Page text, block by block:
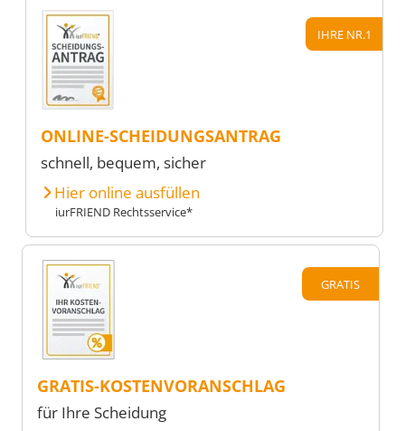
IHRE NR.1
ONLINE-SCHEIDUNGSANTRAG
schnell, bequem, sicher
Hier online ausfüllen
iurFRIEND Rechtsservice*
GRATIS
GRATIS-KOSTENVORANSCHLAG
für Ihre Scheidung